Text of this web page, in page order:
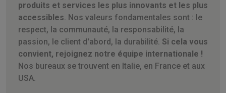
produits et services les plus innovants et les plus
accessibles. Nos valeurs fondamentales sont : le
respect, la communauté, la responsabilité, la
passion, le client d'abord, la durabilité. Si cela vous
convient, rejoignez notre équipe internationale !
Nos bureaux se trouvent en Italie, en France et aux
USA.